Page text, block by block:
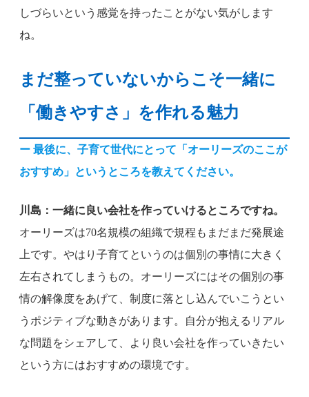
しづらいという感覚を持ったことがない気がします
ね。
まだ整っていないからこそ一緒に
「働きやすさ」を作れる魅力
ー 最後に、子育て世代にとって「オーリーズのここが
おすすめ」というところを教えてください。
川島：一緒に良い会社を作っていけるところですね。
オーリーズは70名規模の組織で規程もまだまだ発展途
上です。やはり子育てというのは個別の事情に大きく
左右されてしまうもの。オーリーズにはその個別の事
情の解像度をあげて、制度に落とし込んでいこうとい
うポジティブな動きがあります。自分が抱えるリアル
な問題をシェアして、より良い会社を作っていきたい
という方にはおすすめの環境です。